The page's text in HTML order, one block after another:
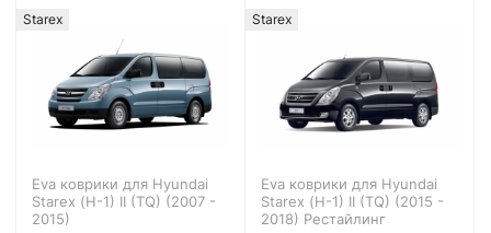
Starex
Eva коврики для Hyundai
Starex (H-1) II (TQ) (2007 -
2015)
Starex
Eva коврики для Hyundai
Starex (H-1) II (TQ) (2015 -
2018) Рестайлинг